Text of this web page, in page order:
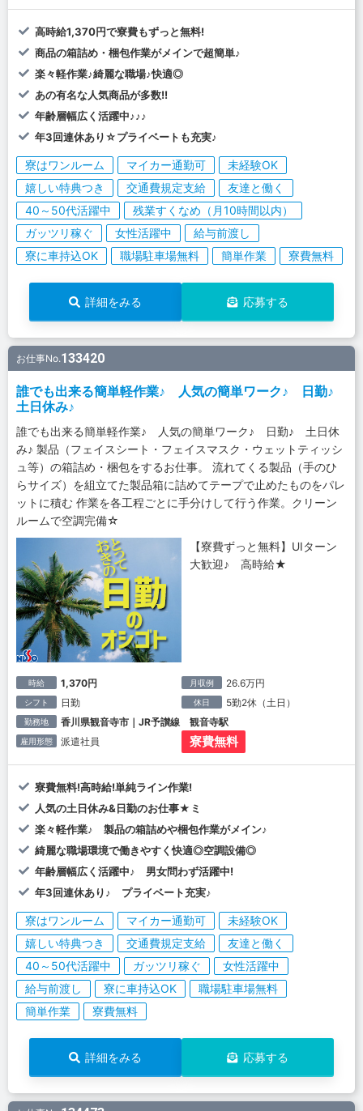
高時給1,370円で寮費もずっと無料!
商品の箱詰め・梱包作業がメインで超簡単♪
楽々軽作業♪綺麗な職場♪快適◎
あの有名な人気商品が多数!!
年齢層幅広く活躍中♪♪♪
年3回連休あり☆プライベートも充実♪
寮はワンルーム マイカー通勤可
未経験OK
嬉しい特典つき
交通費規定支給
友達と働く
40～50代活躍中
残業すくなめ（月10時間以内）
ガッツリ稼ぐ
女性活躍中
給与前渡し
寮に車持込OK
職場駐車場無料 簡単作業 寮費無料
詳細をみる 応募する
お仕事No.133420
誰でも出来る簡単軽作業♪ 人気の簡単ワーク♪ 日勤♪
土日休み♪
誰でも出来る簡単軽作業♪ 人気の簡単ワーク♪ 日勤♪ 土日休
み♪ 製品（フェイスシート・フェイスマスク・ウェットティッシ
ュ等）の箱詰め・梱包をするお仕事。 流れてくる製品（手のひ
らサイズ）を組立てた製品箱に詰めてテープで止めたものをパレ
ットに積む 作業を各工程ごとに手分けして行う作業。クリーン
ルームで空調完備☆
【寮費ずっと無料】UIターン
大歓迎♪ 高時給★
時給 1,370円 月収例 26.6万円
シフト 日勤 休日 5勤2休（土日）
勤務地 香川県観音寺市｜JR予讃線 観音寺駅
雇用形態 派遣社員 寮費無料
寮費無料!高時給!単純ライン作業!
人気の土日休み&日勤のお仕事★ミ
楽々軽作業♪ 製品の箱詰めや梱包作業がメイン♪
綺麗な職場環境で働きやすく快適◎空調設備◎
年齢層幅広く活躍中♪ 男女問わず活躍中!
年3回連休あり♪ プライベート充実♪
寮はワンルーム マイカー通勤可
未経験OK
嬉しい特典つき
交通費規定支給
友達と働く
40～50代活躍中
ガッツリ稼ぐ
女性活躍中
給与前渡し
寮に車持込OK
職場駐車場無料
簡単作業
寮費無料
詳細をみる 応募する